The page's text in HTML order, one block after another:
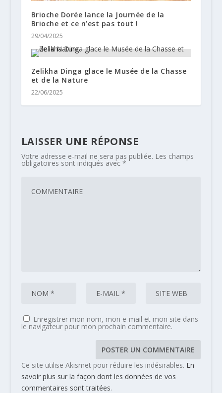
Brioche Dorée lance la Journée de la
Brioche et ce n’est pas tout !
29/04/2025
Zelikha Dinga glace le Musée de la Chasse
et de la Nature
22/06/2025
LAISSER UNE RÉPONSE
Votre adresse e-mail ne sera pas publiée. Les champs
obligatoires sont indiqués avec *
Enregistrer mon nom, mon e-mail et mon site dans
le navigateur pour mon prochain commentaire.
Ce site utilise Akismet pour réduire les indésirables. En
savoir plus sur la façon dont les données de vos
commentaires sont traitées.